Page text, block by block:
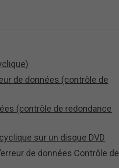
de données (contrôle de
(contrôle de redondance
sur un disque DVD
de données Contrôle de